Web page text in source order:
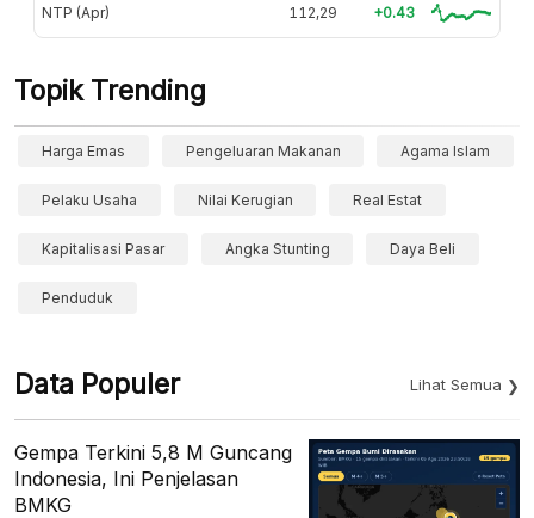
NTP (Apr) 112,29 +0.43
Topik Trending
Harga Emas Pengeluaran Makanan Agama Islam
Pelaku Usaha Nilai Kerugian Real Estat
Kapitalisasi Pasar Angka Stunting Daya Beli
Penduduk
Data Populer Lihat Semua
Gempa Terkini 5,8 M Guncang
Indonesia, Ini Penjelasan
BMKG